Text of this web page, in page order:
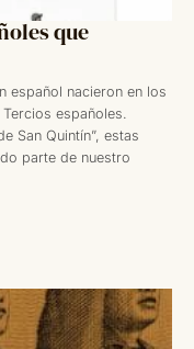
que
español nacieron en los
españoles.
San Quintín”, estas
parte de nuestro